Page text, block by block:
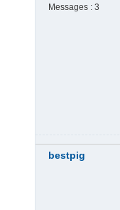
Messages : 3
bestpig